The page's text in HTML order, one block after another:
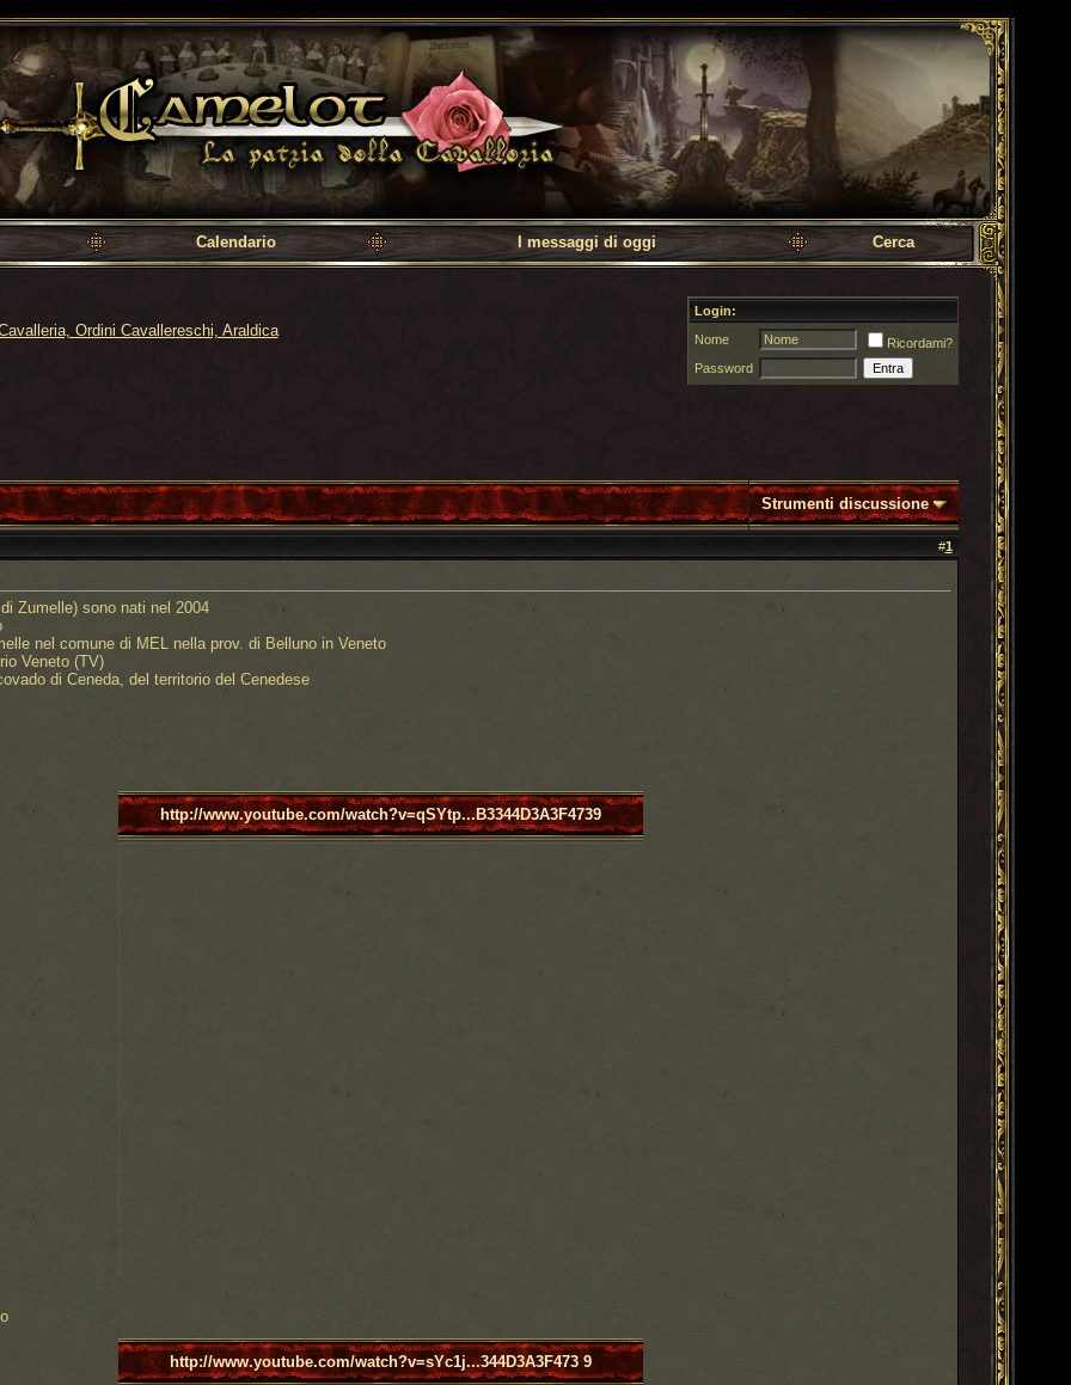
cavalleria
Calendario I messaggi di oggi Cerca
Ordini Cavallereschi, Araldica
Login:
Nome
Ricordami?
Password
Strumenti discussione
#1
Zumelle) sono nati nel 2004
nel comune di MEL nella prov. di Belluno in Veneto
Veneto (TV)
di Ceneda, del territorio del Cenedese
http://www.youtube.com/watch?v=qSYtp...B3344D3A3F4739
http://www.youtube.com/watch?v=sYc1j...344D3A3F473 9